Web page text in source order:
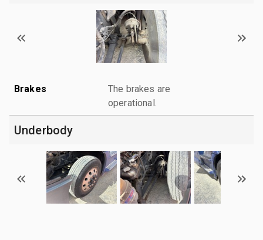
Brakes
The brakes are
operational.
Underbody